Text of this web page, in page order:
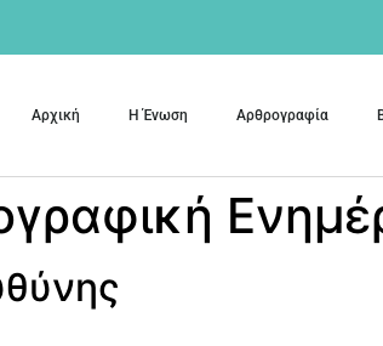
Αρχική Η Ένωση Αρθρογραφία